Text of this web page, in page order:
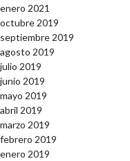
enero 2021
octubre 2019
septiembre 2019
agosto 2019
julio 2019
junio 2019
mayo 2019
abril 2019
marzo 2019
febrero 2019
enero 2019